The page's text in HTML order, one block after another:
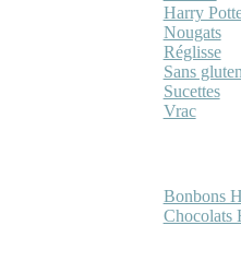
Harry
Nougats
Réglisse
Sans gluten
Sucettes
Vrac
Bonbons
Chocolats